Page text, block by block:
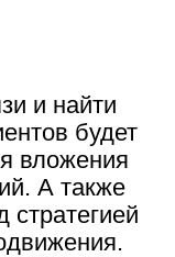
и найти
будет
вложения
А также
стратегией